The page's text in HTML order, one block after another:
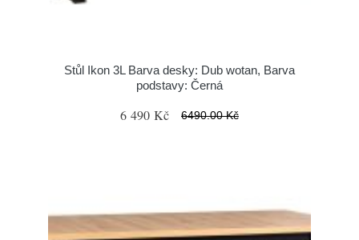
Stůl Ikon 3L Barva desky: Dub wotan, Barva
podstavy: Černá
6 490 Kč 6490.00 Kč